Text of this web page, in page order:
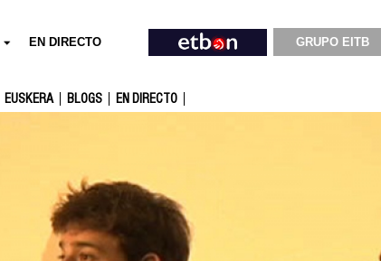
EN DIRECTO GRUPO EITB
EUSKERA BLOGS EN DIRECTO